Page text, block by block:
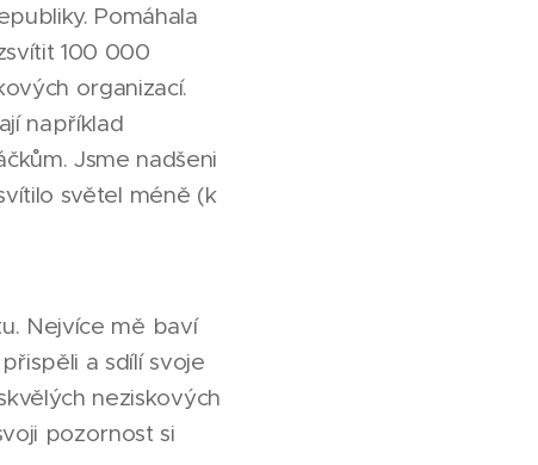
Pomáhala
100 000
organizací.
například
Jsme nadšeni
světel méně (k
Nejvíce mě baví
a sdílí svoje
neziskových
pozornost si